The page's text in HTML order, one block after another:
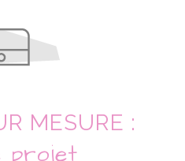
MESURE :
projet